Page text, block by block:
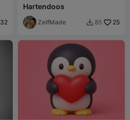
Hartendoos
ZelfMade  85 25